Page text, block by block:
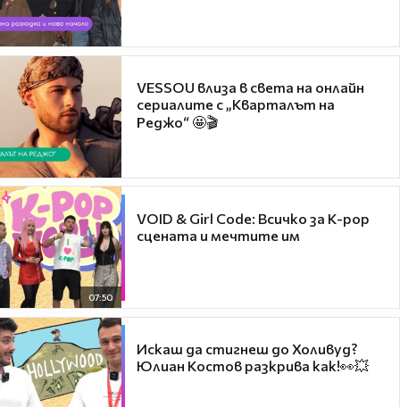
VESSOU влиза в света на онлайн
сериалите с „Кварталът на
Реджо“ 🤩🎬
07:50
VOID & Girl Code: Всичко за K-pop
сцената и мечтите им
Искаш да стигнеш до Холивуд?
Юлиан Костов разкрива как!👀💥